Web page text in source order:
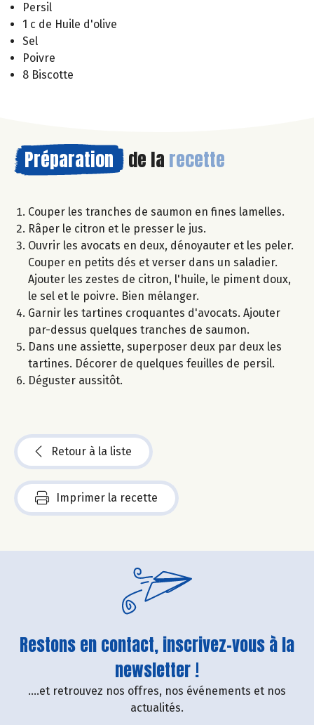
Persil
1 c de Huile d'olive
Sel
Poivre
8 Biscotte
Préparation de la recette
Couper les tranches de saumon en fines lamelles.
Râper le citron et le presser le jus.
Ouvrir les avocats en deux, dénoyauter et les peler.
Couper en petits dés et verser dans un saladier.
Ajouter les zestes de citron, l'huile, le piment doux,
le sel et le poivre. Bien mélanger.
Garnir les tartines croquantes d'avocats. Ajouter
par-dessus quelques tranches de saumon.
Dans une assiette, superposer deux par deux les
tartines. Décorer de quelques feuilles de persil.
Déguster aussitôt.
Retour à la liste
Imprimer la recette
Restons en contact, inscrivez-vous à la
newsletter !
....et retrouvez nos offres, nos événements et nos
actualités.